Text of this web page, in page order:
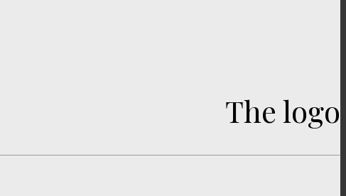
The logo